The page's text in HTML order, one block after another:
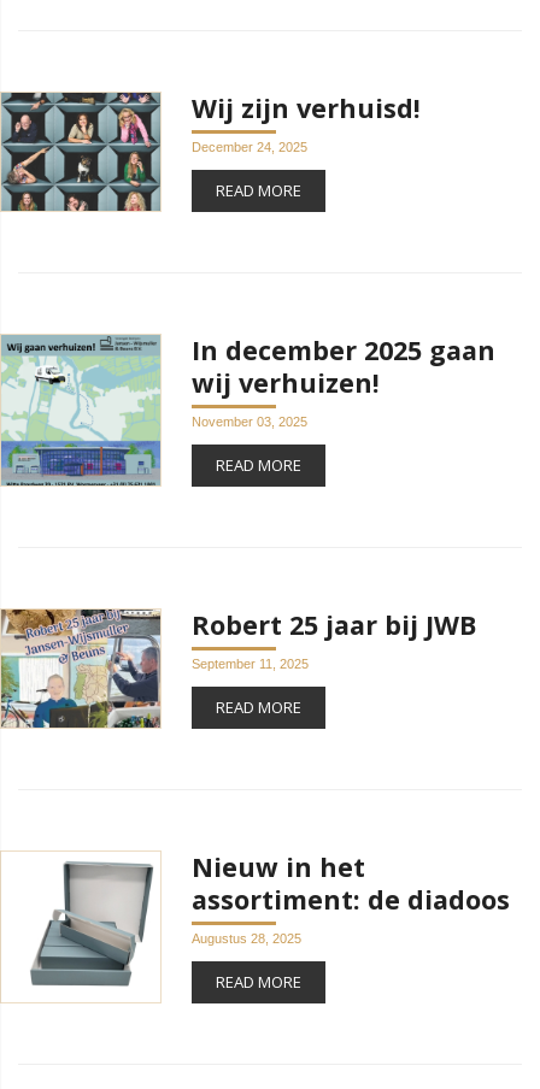
Wij zijn verhuisd!
December 24, 2025
READ MORE
In december 2025 gaan
wij verhuizen!
November 03, 2025
READ MORE
Robert 25 jaar bij JWB
September 11, 2025
READ MORE
Nieuw in het
assortiment: de diadoos
Augustus 28, 2025
READ MORE